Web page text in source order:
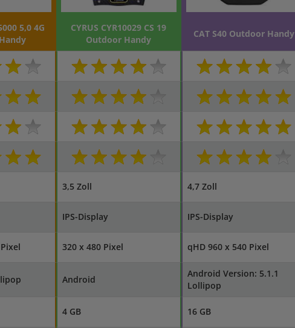
5,0 4G
CYRUS CYR10029 CS 19
Outdoor Handy
CAT S40 Outdoor Handy
3,5 Zoll 4,7 Zoll
IPS-Display IPS-Display
320 x 480 Pixel qHD 960 x 540 Pixel
Android
Android Version: 5.1.1
Lollipop
4 GB 16 GB